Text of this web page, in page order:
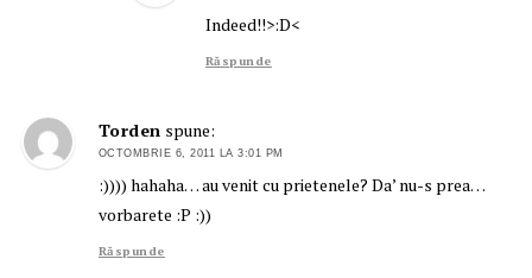
Indeed!!>:D<
Răspunde
Torden spune:
OCTOMBRIE 6, 2011 LA 3:01 PM
:)))) hahaha… au venit cu prietenele? Da’ nu-s prea…
vorbarete :P :))
Răspunde